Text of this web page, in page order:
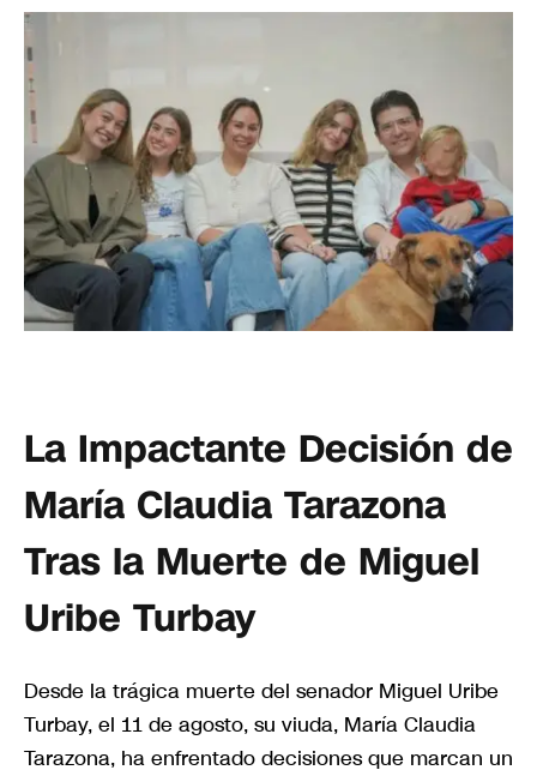
La Impactante Decisión de
María Claudia Tarazona
Tras la Muerte de Miguel
Uribe Turbay
Desde la trágica muerte del senador Miguel Uribe
Turbay, el 11 de agosto, su viuda, María Claudia
Tarazona, ha enfrentado decisiones que marcan un